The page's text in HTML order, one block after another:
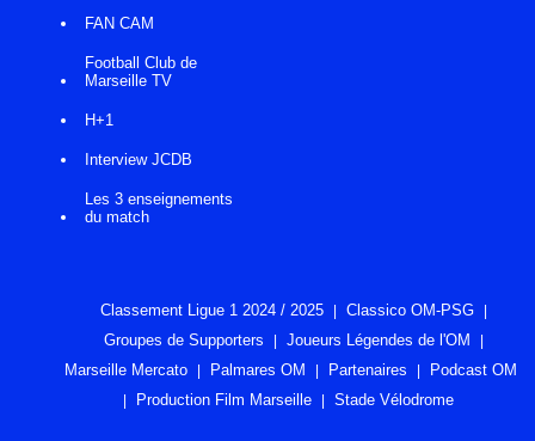
FAN CAM
Football Club de
Marseille TV
H+1
Interview JCDB
Les 3 enseignements
du match
Classement Ligue 1 2024 / 2025
Classico OM-PSG
Groupes de Supporters
Joueurs Légendes de l'OM
Marseille Mercato
Palmares OM Partenaires
Podcast OM
Production Film Marseille
Stade Vélodrome